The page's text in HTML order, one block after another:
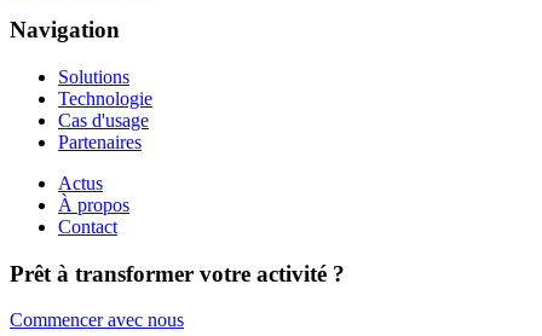
Navigation
Solutions
Technologie
Cas d'usage
Partenaires
Actus
À propos
Contact
Prêt à transformer votre activité ?
Commencer avec nous